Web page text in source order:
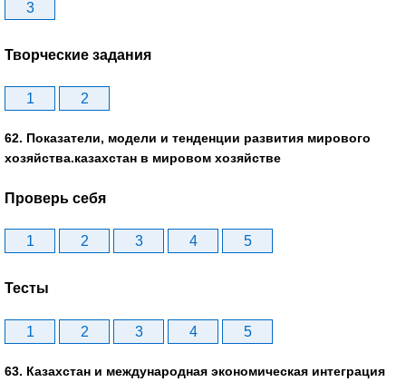
3
Творческие задания
1 2
62. Показатели, модели и тенденции развития мирового
хозяйства.казахстан в мировом хозяйстве
Проверь себя
1 2 3 4 5
Тесты
1 2 3 4 5
63. Казахстан и международная экономическая интеграция